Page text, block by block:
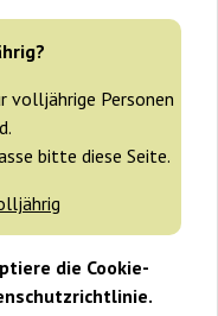
volljährige Personen
bitte diese Seite.
die Cookie-